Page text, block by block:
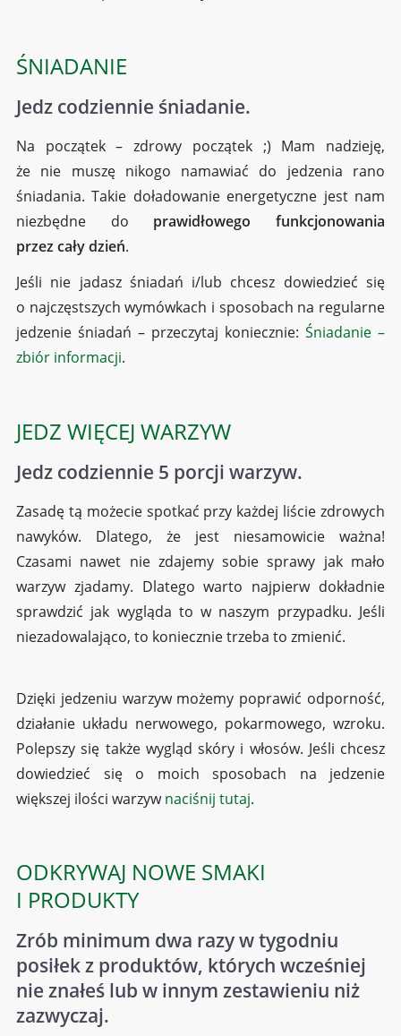
ŚNIADANIE
Jedz codziennie śniadanie.
Na początek – zdrowy początek ;) Mam nadzieję,
że nie muszę nikogo namawiać do jedzenia rano
śniadania. Takie doładowanie energetyczne jest nam
niezbędne do prawidłowego funkcjonowania
przez cały dzień.
Jeśli nie jadasz śniadań i/lub chcesz dowiedzieć się
o najczęstszych wymówkach i sposobach na regularne
jedzenie śniadań – przeczytaj koniecznie: Śniadanie –
zbiór informacji.
JEDZ WIĘCEJ WARZYW
Jedz codziennie 5 porcji warzyw.
Zasadę tą możecie spotkać przy każdej liście zdrowych
nawyków. Dlatego, że jest niesamowicie ważna!
Czasami nawet nie zdajemy sobie sprawy jak mało
warzyw zjadamy. Dlatego warto najpierw dokładnie
sprawdzić jak wygląda to w naszym przypadku. Jeśli
niezadowalająco, to koniecznie trzeba to zmienić.
Dzięki jedzeniu warzyw możemy poprawić odporność,
działanie układu nerwowego, pokarmowego, wzroku.
Polepszy się także wygląd skóry i włosów. Jeśli chcesz
dowiedzieć się o moich sposobach na jedzenie
większej ilości warzywnaciśnij tutaj.
ODKRYWAJ NOWE SMAKI
I PRODUKTY
Zrób minimum dwa razy w tygodniu
posiłek z produktów, których wcześniej
nie znałeś lub w innym zestawieniu niż
zazwyczaj.